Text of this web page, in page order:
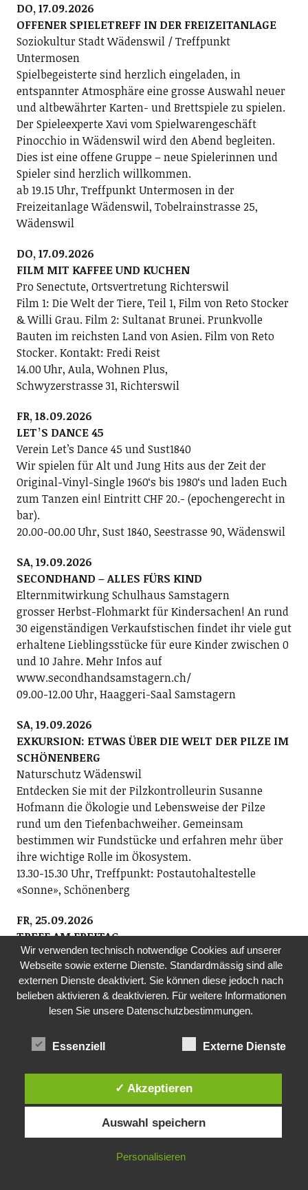
DO, 17.09.2026
OFFENER SPIELETREFF IN DER FREIZEITANLAGE
Soziokultur Stadt Wädenswil / Treffpunkt
Untermosen
Spielbegeisterte sind herzlich eingeladen, in
entspannter Atmosphäre eine grosse Auswahl neuer
und altbewährter Karten- und Brettspiele zu spielen.
Der Spieleexperte Xavi vom Spielwarengeschäft
Pinocchio in Wädenswil wird den Abend begleiten.
Dies ist eine offene Gruppe – neue Spielerinnen und
Spieler sind herzlich willkommen.
ab 19.15 Uhr, Treffpunkt Untermosen in der
Freizeitanlage Wädenswil, Tobelrainstrasse 25,
Wädenswil
DO, 17.09.2026
FILM MIT KAFFEE UND KUCHEN
Pro Senectute, Ortsvertretung Richterswil
Film 1: Die Welt der Tiere, Teil 1, Film von Reto Stocker
& Willi Grau. Film 2: Sultanat Brunei. Prunkvolle
Bauten im reichsten Land von Asien. Film von Reto
Stocker. Kontakt: Fredi Reist
14.00 Uhr, Aula, Wohnen Plus,
Schwyzerstrasse 31, Richterswil
FR, 18.09.2026
LETʼS DANCE 45
Verein Letʼs Dance 45 und Sust1840
Wir spielen für Alt und Jung Hits aus der Zeit der
Original-Vinyl-Single 1960ʻs bis 1980ʻs und laden Euch
zum Tanzen ein! Eintritt CHF 20.- (epochengerecht in
bar).
20.00-00.00 Uhr, Sust 1840, Seestrasse 90, Wädenswil
SA, 19.09.2026
SECONDHAND – ALLES FÜRS KIND
Elternmitwirkung Schulhaus Samstagern
grosser Herbst-Flohmarkt für Kindersachen! An rund
30 eigenständigen Verkaufstischen findet ihr viele gut
erhaltene Lieblingsstücke für eure Kinder zwischen 0
und 10 Jahre. Mehr Infos auf
www.secondhandsamstagern.ch/
09.00-12.00 Uhr, Haaggeri-Saal Samstagern
SA, 19.09.2026
EXKURSION: ETWAS ÜBER DIE WELT DER PILZE IM
SCHÖNENBERG
Naturschutz Wädenswil
Entdecken Sie mit der Pilzkontrolleurin Susanne
Hofmann die Ökologie und Lebensweise der Pilze
rund um den Tiefenbachweiher. Gemeinsam
bestimmen wir Fundstücke und erfahren mehr über
ihre wichtige Rolle im Ökosystem.
13.30-15.30 Uhr, Treffpunkt: Postautohaltestelle
«Sonne», Schönenberg
FR, 25.09.2026
TREFF AM FREITAG
Kath. Kirche Richterswil
Der Treff am Freitag bietet die Möglichkeit des
Austausches für alle Interessierten. Nach einem
kurzen Impuls zu einem Thema, kann ausgiebig
darüber diskutiert werden.
14.00 Uhr, Jugendheim, kath. Kirche Richterswil
CHRISTINE LAUTERBURG & DOPPELBOCK
Kulturforum Richterswil/Samstagern
Auf der Suche nach der eigenen Volksmusik «ännet
em bluemete Tröögli». Hier geht es nicht um
Heimatkitsch oder Skihüttenplausch, es geht um
liebevolle Pflege der Tradition im Kontext der Zeit. Es
Wir verwenden technisch notwendige Cookies auf unserer
Webseite sowie externe Dienste. Standardmässig sind alle
externen Dienste deaktiviert. Sie können diese jedoch nach
belieben aktivieren & deaktivieren. Für weitere Informationen
lesen Sie unsere Datenschutzbestimmungen.
Essenziell Externe Dienste
✓ Akzeptieren
Auswahl speichern
Personalisieren